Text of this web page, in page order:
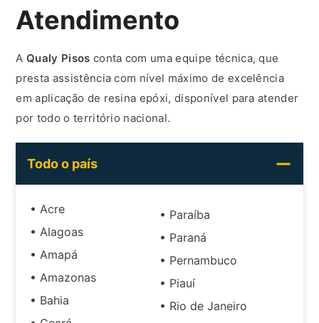
Atendimento
AQualy Pisos conta com uma equipe técnica, que
presta assistência com nível máximo de excelência
em aplicação de resina epóxi, disponível para atender
por todo o território nacional.
Todo o país
• Acre
• Alagoas
• Amapá
• Amazonas
• Bahia
• Paraíba
• Paraná
• Pernambuco
• Piauí
• Rio de Janeiro